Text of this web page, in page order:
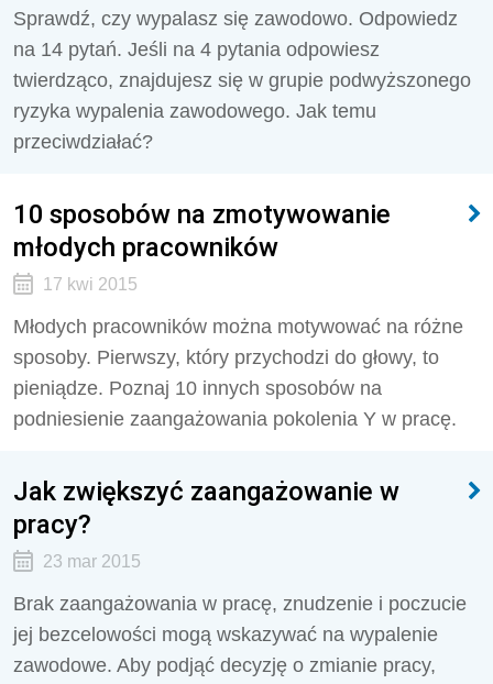
Sprawdź, czy wypalasz się zawodowo. Odpowiedz
na 14 pytań. Jeśli na 4 pytania odpowiesz
twierdząco, znajdujesz się w grupie podwyższonego
ryzyka wypalenia zawodowego. Jak temu
przeciwdziałać?
10 sposobów na zmotywowanie
młodych pracowników
17 kwi 2015
Młodych pracowników można motywować na różne
sposoby. Pierwszy, który przychodzi do głowy, to
pieniądze. Poznaj 10 innych sposobów na
podniesienie zaangażowania pokolenia Y w pracę.
Jak zwiększyć zaangażowanie w
pracy?
23 mar 2015
Brak zaangażowania w pracę, znudzenie i poczucie
jej bezcelowości mogą wskazywać na wypalenie
zawodowe. Aby podjąć decyzję o zmianie pracy,